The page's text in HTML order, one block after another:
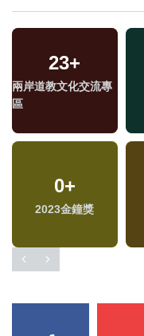
23+
兩岸道教文化交流專
區
0+
2023金鐘獎